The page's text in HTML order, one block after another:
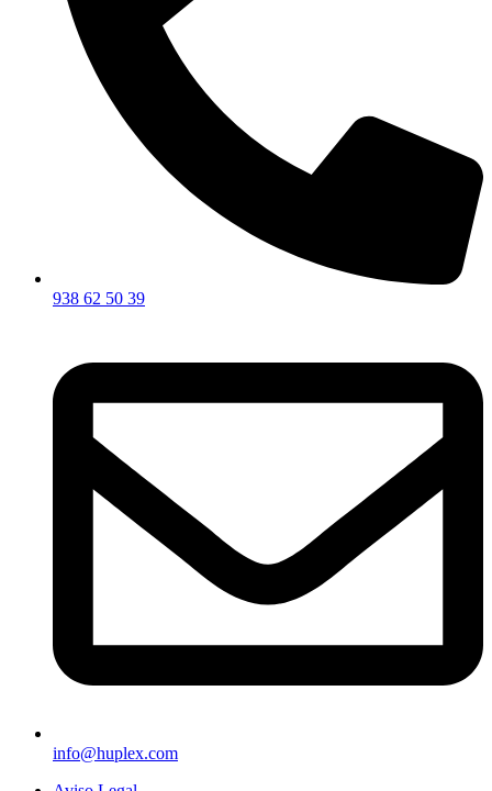
938 62 50 39
info@huplex.com